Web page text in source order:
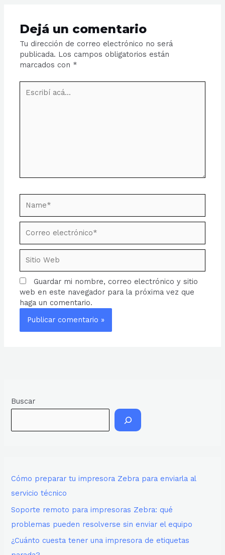
Dejá un comentario
Tu dirección de correo electrónico no será
publicada. Los campos obligatorios están
marcados con *
acá...
electrónico*
Web
Guardar mi nombre, correo electrónico y sitio
web en este navegador para la próxima vez que
haga un comentario.
Buscar
Cómo preparar tu impresora Zebra para enviarla al
servicio técnico
Soporte remoto para impresoras Zebra: qué
problemas pueden resolverse sin enviar el equipo
¿Cuánto cuesta tener una impresora de etiquetas